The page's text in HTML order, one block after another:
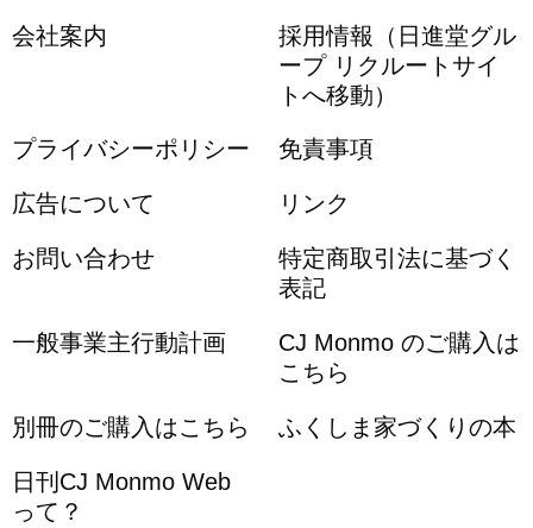
会社案内
採用情報（日進堂グル
ープ リクルートサイ
トへ移動）
プライバシーポリシー 免責事項
広告について リンク
お問い合わせ
特定商取引法に基づく
表記
一般事業主行動計画
CJ Monmo のご購入は
こちら
別冊のご購入はこちら ふくしま家づくりの本
日刊CJ Monmo Web
って？